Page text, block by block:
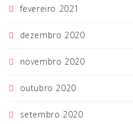
fevereiro 2021
dezembro 2020
novembro 2020
outubro 2020
setembro 2020